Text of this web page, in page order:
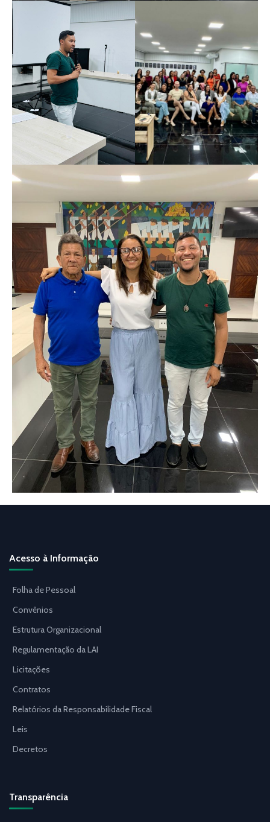
Acesso à Informação
Folha de Pessoal
Convênios
Estrutura Organizacional
Regulamentação da LAI
Licitações
Contratos
Relatórios da Responsabilidade Fiscal
Leis
Decretos
Transparência